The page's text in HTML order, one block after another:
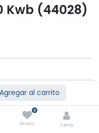
Agregar al carrito
0
Deseos Cuenta
Kwb (44028)
Comprar ahora